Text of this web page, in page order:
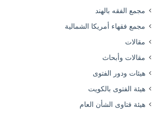
مجمع الفقه بالهند
مجمع فقهاء أمريكا الشمالية
مقالات
مقالات وأبحاث
هيئات ودور الفتوى
هيئة الفتوى بالكويت
هيئة فتاوى الشأن العام